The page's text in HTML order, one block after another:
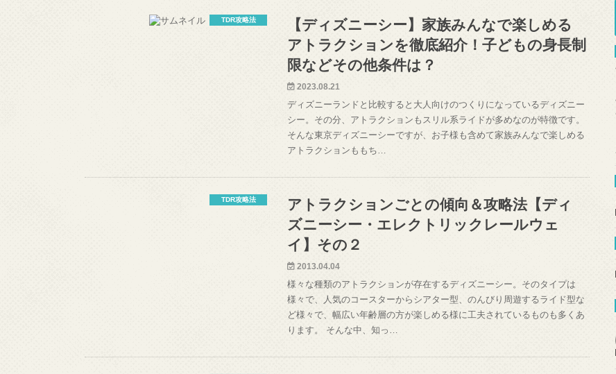
TDR攻略法
【ディズニーシー】家族みんなで楽しめる
アトラクションを徹底紹介！子どもの身長制
限などその他条件は？
2023.08.21
ディズニーランドと比較すると大人向けのつくりになっているディズニー
シー。その分、アトラクションもスリル系ライドが多めなのが特徴です。
そんな東京ディズニーシーですが、お子様も含めて家族みんなで楽しめる
アトラクションももち…
TDR攻略法
アトラクションごとの傾向＆攻略法【ディ
ズニーシー・エレクトリックレールウェ
イ】その２
2013.04.04
様々な種類のアトラクションが存在するディズニーシー。そのタイプは
様々で、人気のコースターからシアター型、のんびり周遊するライド型な
ど様々で、幅広い年齢層の方が楽しめる様に工夫されているものも多くあ
ります。 そんな中、知っ…